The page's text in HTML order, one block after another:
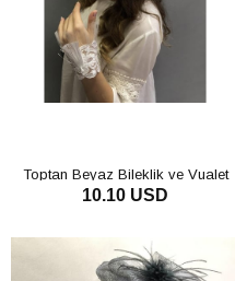
Toptan Beyaz Bileklik ve Vualet
Nikah Şapkası
10.10 USD